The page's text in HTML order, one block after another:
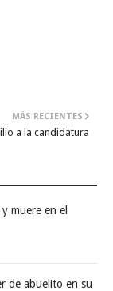
MÁS RECIENTES
a la candidatura
muere en el
de abuelito en su